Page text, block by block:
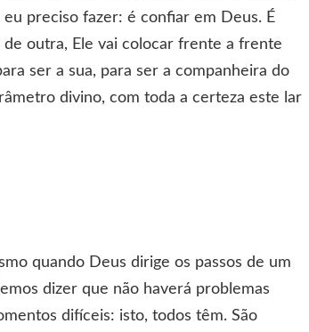
preciso fazer: é confiar em Deus. É
outra, Ele vai colocar frente a frente
ser a sua, para ser a companheira do
divino, com toda a certeza este lar
quando Deus dirige os passos de um
dizer que não haverá problemas
difíceis: isto, todos têm. São